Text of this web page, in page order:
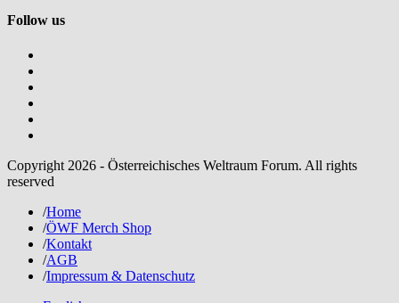
Follow us
Copyright 2026 - Österreichisches Weltraum Forum. All rights
reserved
/Home
/ÖWF Merch Shop
/Kontakt
/AGB
/Impressum & Datenschutz